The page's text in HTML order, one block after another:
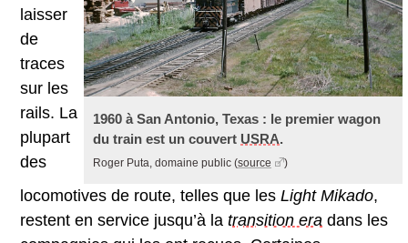
1960 à San Antonio, Texas : le premier wagon
du train est un couvert USRA.
Roger Puta, domaine public (source )
laisser
de
traces
sur les
rails. La
plupart
des
locomotives de route, telles que les Light Mikado,
restent en service jusqu’à la transition era dans les